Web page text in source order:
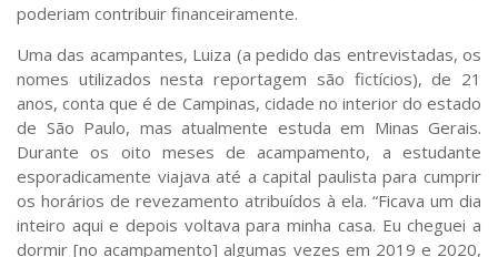
poderiam contribuir financeiramente.
Uma das acampantes, Luiza (a pedido das entrevistadas, os
nomes utilizados nesta reportagem são fictícios), de 21
anos, conta que é de Campinas, cidade no interior do estado
de São Paulo, mas atualmente estuda em Minas Gerais.
Durante os oito meses de acampamento, a estudante
esporadicamente viajava até a capital paulista para cumprir
os horários de revezamento atribuídos à ela. “Ficava um dia
inteiro aqui e depois voltava para minha casa. Eu cheguei a
dormir [no acampamento] algumas vezes em 2019 e 2020,